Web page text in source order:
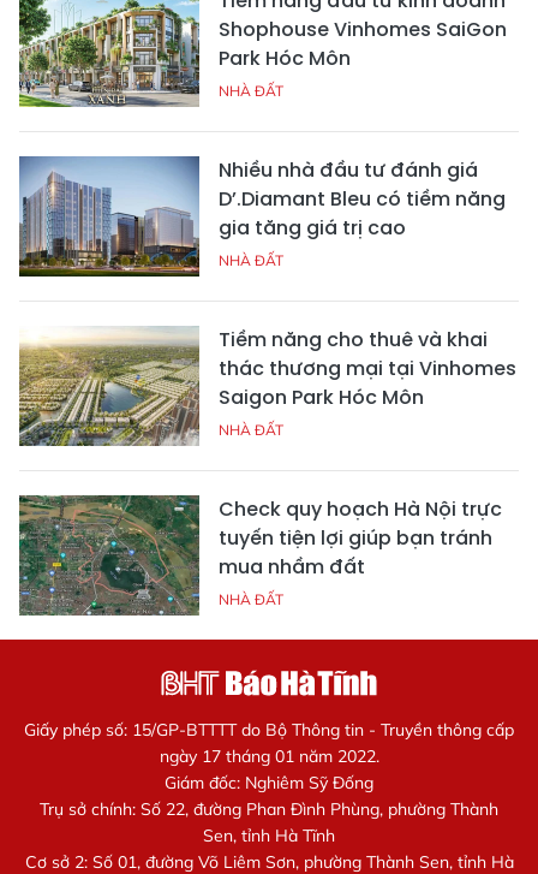
Shophouse Vinhomes SaiGon
Park Hóc Môn
NHÀ ĐẤT
Nhiều nhà đầu tư đánh giá
D’.Diamant Bleu có tiềm năng
gia tăng giá trị cao
NHÀ ĐẤT
Tiềm năng cho thuê và khai
thác thương mại tại Vinhomes
Saigon Park Hóc Môn
NHÀ ĐẤT
Check quy hoạch Hà Nội trực
tuyến tiện lợi giúp bạn tránh
mua nhầm đất
NHÀ ĐẤT
Giấy phép số: 15/GP-BTTTT do Bộ Thông tin - Truyền thông cấp
ngày 17 tháng 01 năm 2022.
Giám đốc: Nghiêm Sỹ Đống
Trụ sở chính: Số 22, đường Phan Đình Phùng, phường Thành
Sen, tỉnh Hà Tĩnh
Cơ sở 2: Số 01, đường Võ Liêm Sơn, phường Thành Sen, tỉnh Hà